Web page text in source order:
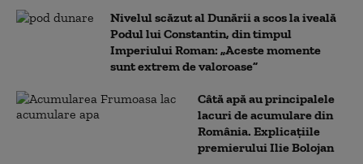
Nivelul scăzut al Dunării a scos la iveală
Podul lui Constantin, din timpul
Imperiului Roman: „Aceste momente
sunt extrem de valoroase”
Câtă apă au principalele
lacuri de acumulare din
România. Explicațiile
premierului Ilie Bolojan